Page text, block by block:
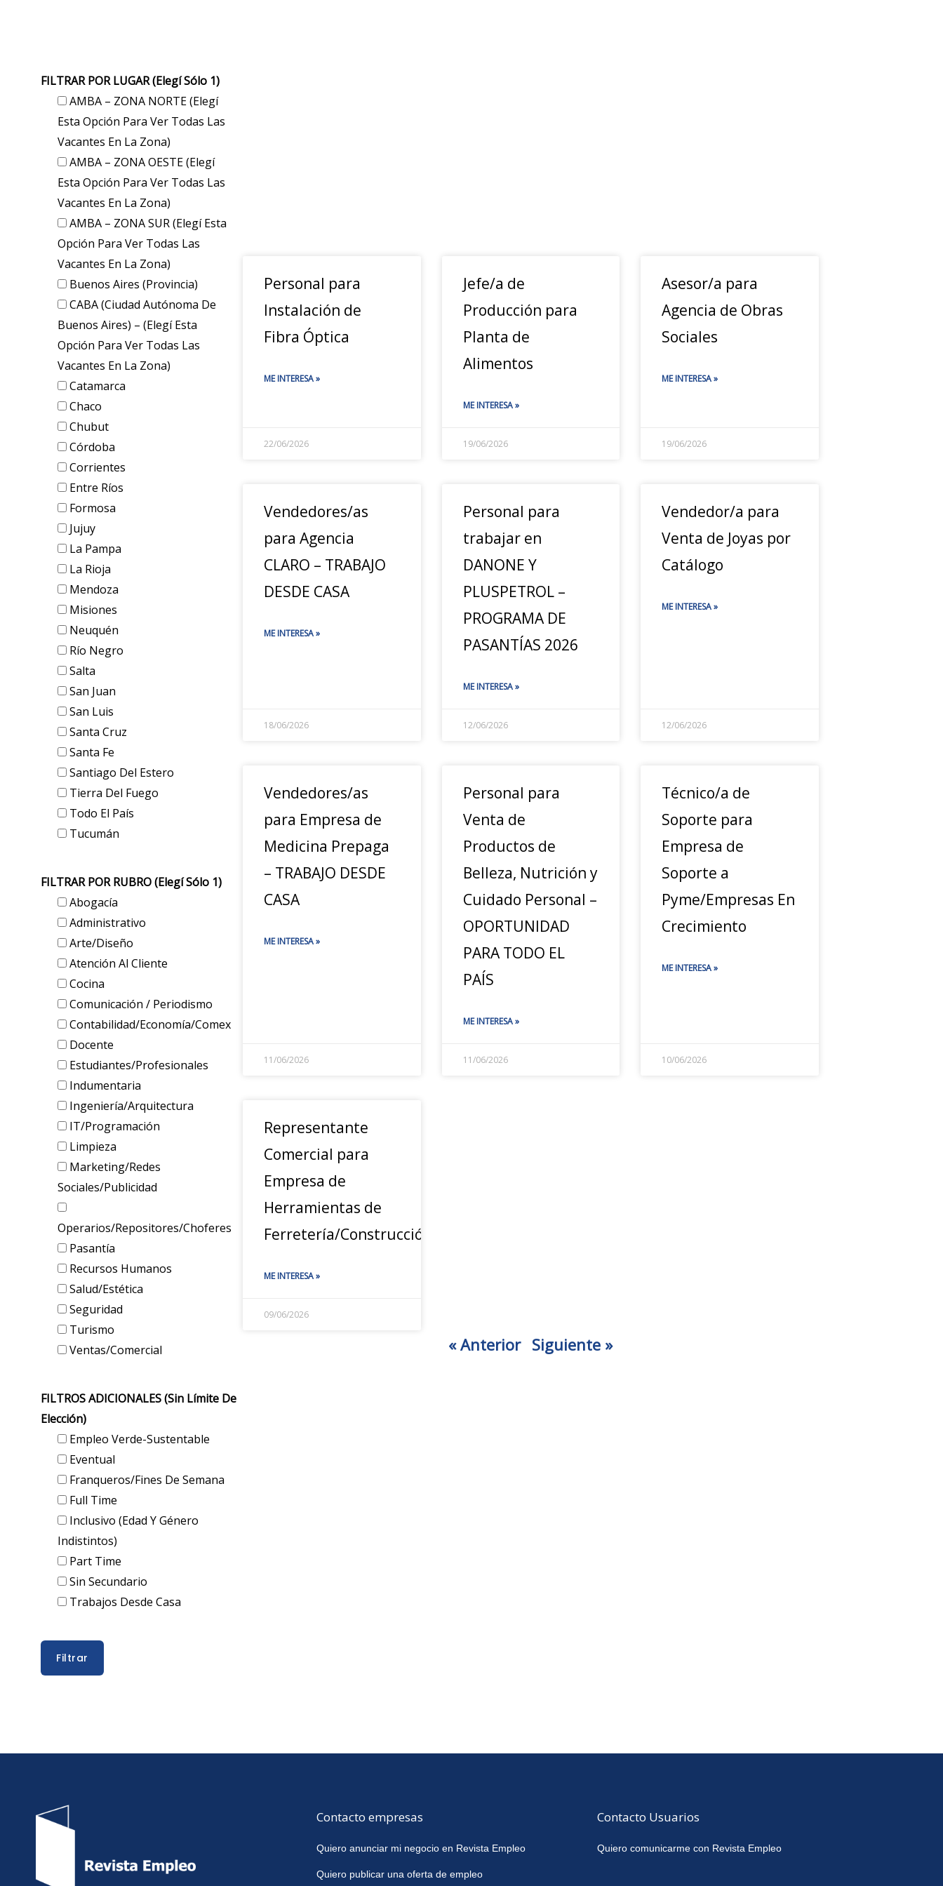
FILTRAR POR LUGAR (elegí Sólo 1)
AMBA – ZONA NORTE (elegí
Esta Opción Para Ver Todas Las
Vacantes En La Zona)
AMBA – ZONA OESTE (elegí
Esta Opción Para Ver Todas Las
Vacantes En La Zona)
AMBA – ZONA SUR (elegí Esta
Opción Para Ver Todas Las
Vacantes En La Zona)
Buenos Aires (provincia)
CABA (Ciudad Autónoma De
Buenos Aires) – (elegí Esta
Opción Para Ver Todas Las
Vacantes En La Zona)
Catamarca
Chaco
Chubut
Córdoba
Corrientes
Entre Ríos
Formosa
Jujuy
La Pampa
La Rioja
Mendoza
Misiones
Neuquén
Río Negro
Salta
San Juan
San Luis
Santa Cruz
Santa Fe
Santiago Del Estero
Tierra Del Fuego
Todo El País
Tucumán
FILTRAR POR RUBRO (elegí Sólo 1)
Abogacía
Administrativo
Arte/Diseño
Atención Al Cliente
Cocina
Comunicación / Periodismo
Contabilidad/Economía/Comex
Docente
Estudiantes/Profesionales
Indumentaria
Ingeniería/Arquitectura
IT/Programación
Limpieza
Marketing/Redes
Sociales/Publicidad
Operarios/Repositores/Choferes
Pasantía
Recursos Humanos
Salud/Estética
Seguridad
Turismo
Ventas/Comercial
FILTROS ADICIONALES (sin Límite De
Elección)
Empleo Verde-Sustentable
Eventual
Franqueros/Fines De Semana
Full Time
Inclusivo (edad Y Género
Indistintos)
Part Time
Sin Secundario
Trabajos Desde Casa
Personal para
Instalación de
Fibra Óptica
ME INTERESA »
22/06/2026
Jefe/a de
Producción para
Planta de
Alimentos
ME INTERESA »
19/06/2026
Asesor/a para
Agencia de Obras
Sociales
ME INTERESA »
19/06/2026
Vendedores/as
para Agencia
CLARO – TRABAJO
DESDE CASA
ME INTERESA »
18/06/2026
Personal para
trabajar en
DANONE Y
PLUSPETROL –
PROGRAMA DE
PASANTÍAS 2026
ME INTERESA »
12/06/2026
Vendedor/a para
Venta de Joyas por
Catálogo
ME INTERESA »
12/06/2026
Vendedores/as
para Empresa de
Medicina Prepaga
– TRABAJO DESDE
CASA
ME INTERESA »
11/06/2026
Personal para
Venta de
Productos de
Belleza, Nutrición y
Cuidado Personal –
OPORTUNIDAD
PARA TODO EL
PAÍS
ME INTERESA »
11/06/2026
Técnico/a de
Soporte para
Empresa de
Soporte a
Pyme/Empresas En
Crecimiento
ME INTERESA »
10/06/2026
Representante
Comercial para
Empresa de
Herramientas de
Ferretería/Construcción
ME INTERESA »
09/06/2026
« Anterior Siguiente »
Contacto empresas
Quiero anunciar mi negocio en Revista Empleo
Quiero publicar una oferta de empleo
Contacto Usuarios
Quiero comunicarme con Revista Empleo